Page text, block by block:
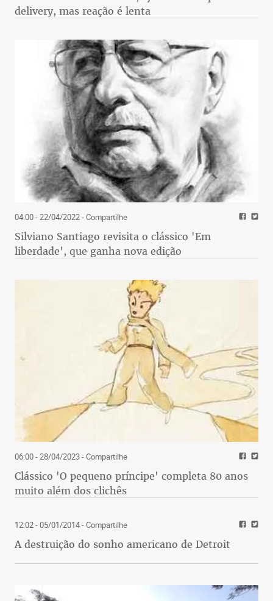
delivery, mas reação é lenta
04:00 - 22/04/2022- Compartilhe
Silviano Santiago revisita o clássico 'Em
liberdade', que ganha nova edição
06:00 - 28/04/2023- Compartilhe
Clássico 'O pequeno príncipe' completa 80 anos
muito além dos clichês
12:02 - 05/01/2014- Compartilhe
A destruição do sonho americano de Detroit